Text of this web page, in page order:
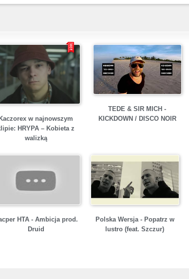
w najnowszym
HRYPA – Kobieta z
walizką
TEDE & SIR MICH -
KICKDOWN / DISCO NOIR
HTA - Ambicja prod.
Druid
Polska Wersja - Popatrz w
lustro (feat. Szczur)